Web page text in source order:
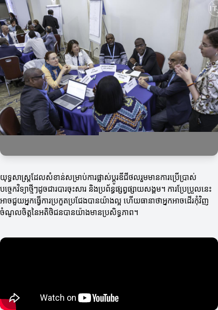
យុទ្ធសាស្ត្រដែលសំខាន់សម្រាប់ការផ្លាស់ប្តូរឌីជីថលរួមមានការប្រើប្រាស់
បច្ចេកវិទ្យាថ្មីៗដូចជារបារចុះសារ និងប្រព័ន្ធផ្សព្វផ្សាយសង្គម។ ការប្រែប្រួលនេះ
អាចជួយអ្នកធ្វើការប្រកួតប្រជែងបានយ៉ាងល្អ ហើយធានាថាអ្នកអាចដើរកុំវិញ
ចំណូលចិត្តនៃអតិថិជនបានយ៉ាងមានប្រសិទ្ធភាព។